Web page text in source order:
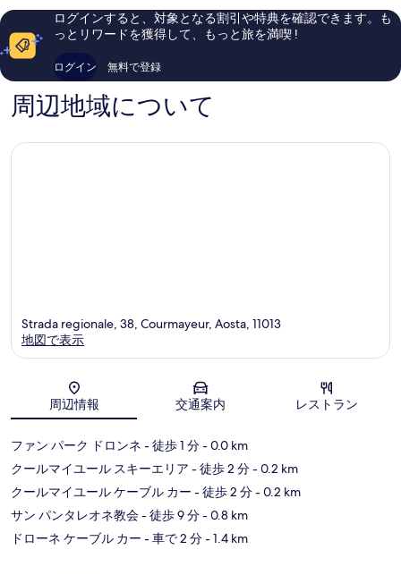
ー
マ
イ
ル
中
部
件
口
コ
ン
リ
コ
ミ
ミ
ログインすると、対象となる割引や特典を確認できます。も
っとリワードを獲得して、もっと旅を満喫 !
ログイン 無料で登録
周辺地域について
地図
Strada regionale, 38, Courmayeur, Aosta, 11013
地図で表示
周辺情報 交通案内 レストラン
ファン パーク ドロンネ - 徒歩 1 分- 0.0 km
クールマイユール スキーエリア - 徒歩 2 分- 0.2 km
クールマイユール ケーブル カー - 徒歩 2 分- 0.2 km
サン パンタレオネ教会- 徒歩 9 分- 0.8 km
ドローネ ケーブル カー - 車で 2 分- 1.4 km